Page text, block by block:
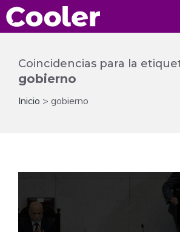
Saltar
al
Coincidencias para la
gobierno
Inicio > gobierno